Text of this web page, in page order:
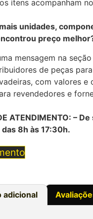
itens acompanham
unidades,
preço
mensagem na
de peças
com valores e
revendedores e
ATENDIMENTO: –
8h às 17:30h.
adicional